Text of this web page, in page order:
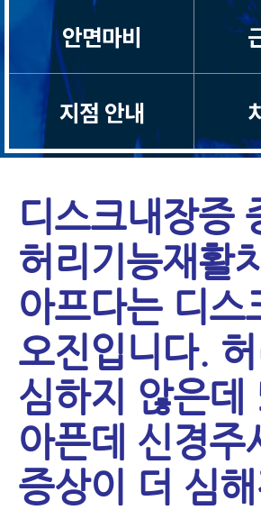
안면마비
지점 안내
디스크내장증
허리기능재활
아프다는 디스
오진입니다.
심하지 않은
아픈데 신경주
증상이 더 심